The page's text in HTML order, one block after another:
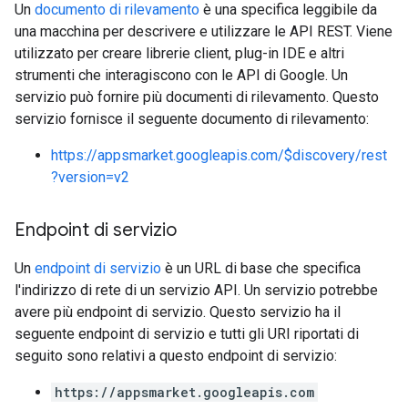
Un documento di rilevamento è una specifica leggibile da
una macchina per descrivere e utilizzare le API REST. Viene
utilizzato per creare librerie client, plug-in IDE e altri
strumenti che interagiscono con le API di Google. Un
servizio può fornire più documenti di rilevamento. Questo
servizio fornisce il seguente documento di rilevamento:
https://appsmarket.googleapis.com/$discovery/rest
?version=v2
Endpoint di servizio
Un endpoint di servizio è un URL di base che specifica
l'indirizzo di rete di un servizio API. Un servizio potrebbe
avere più endpoint di servizio. Questo servizio ha il
seguente endpoint di servizio e tutti gli URI riportati di
seguito sono relativi a questo endpoint di servizio:
https://appsmarket.googleapis.com